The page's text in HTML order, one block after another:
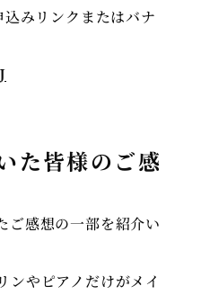
みリンクまたはバナ
た皆様のご感
ご感想の一部を紹介い
ンやピアノだけがメイ